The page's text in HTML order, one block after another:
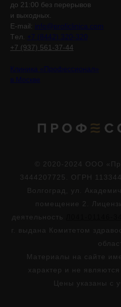
до 21:00 без перерывов
и выходных.
E-mail: info@proficlinica.com
Tел. +7 (8442) 320-320
+7 (937) 561-37-44
Клиника «Профессионал»
в Москве
© 2020-2024 ООО
3444207725. ОГРН
Волгоград, ул.
помещение 2.
деятельность
г. выдана Комитетом
Материалы на сайте
характер и не
Цены указаны с